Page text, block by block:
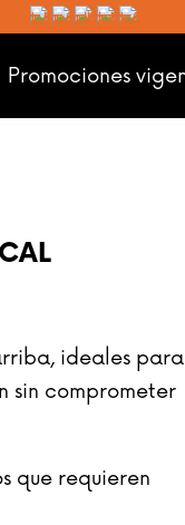
Promociones
ideales para
sin comprometer
que requieren